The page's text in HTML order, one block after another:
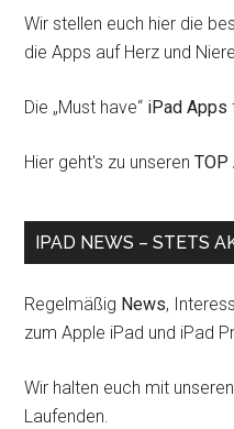
Wir stellen euch hier die
die Apps auf Herz und
Die „Must have“ iPad Apps
Hier geht's zu unserenTOP
IPAD NEWS – STETS
Regelmäßig News,
zum Apple iPad und iPad
Wir halten euch mit unseren
Laufenden.